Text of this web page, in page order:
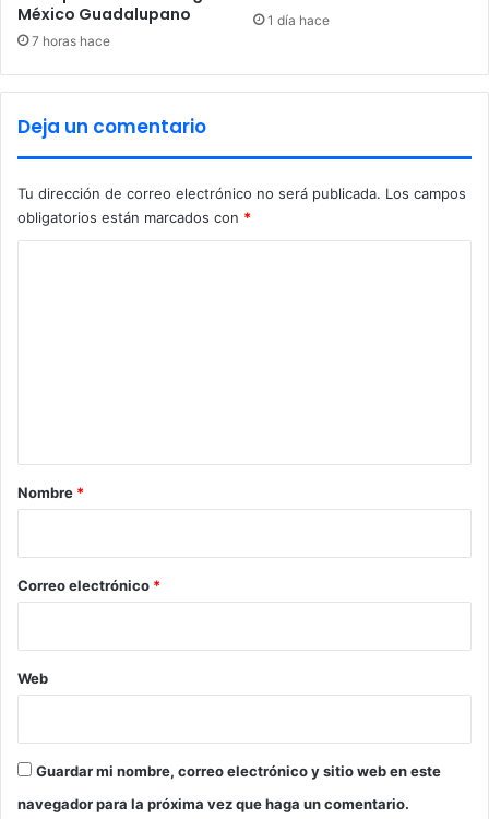
n
d
i
a
b
e
a
e
n
México Guadalupano
7 horas hace
1 día hace
Deja un comentario
Tu dirección de correo electrónico no será publicada. Los campos
obligatorios están marcados con *
r
*
Nombre *
Correo electrónico *
Web
Guardar mi nombre, correo electrónico y sitio web en este
navegador para la próxima vez que haga un comentario.